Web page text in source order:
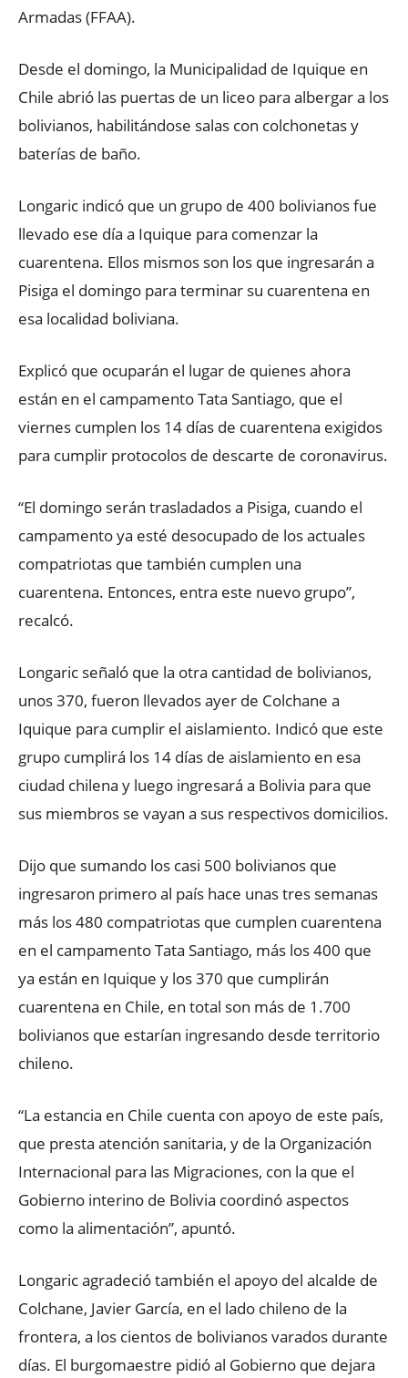
Armadas (FFAA).
Desde el domingo, la Municipalidad de Iquique en
Chile abrió las puertas de un liceo para albergar a los
bolivianos, habilitándose salas con colchonetas y
baterías de baño.
Longaric indicó que un grupo de 400 bolivianos fue
llevado ese día a Iquique para comenzar la
cuarentena. Ellos mismos son los que ingresarán a
Pisiga el domingo para terminar su cuarentena en
esa localidad boliviana.
Explicó que ocuparán el lugar de quienes ahora
están en el campamento Tata Santiago, que el
viernes cumplen los 14 días de cuarentena exigidos
para cumplir protocolos de descarte de coronavirus.
“El domingo serán trasladados a Pisiga, cuando el
campamento ya esté desocupado de los actuales
compatriotas que también cumplen una
cuarentena. Entonces, entra este nuevo grupo”,
recalcó.
Longaric señaló que la otra cantidad de bolivianos,
unos 370, fueron llevados ayer de Colchane a
Iquique para cumplir el aislamiento. Indicó que este
grupo cumplirá los 14 días de aislamiento en esa
ciudad chilena y luego ingresará a Bolivia para que
sus miembros se vayan a sus respectivos domicilios.
Dijo que sumando los casi 500 bolivianos que
ingresaron primero al país hace unas tres semanas
más los 480 compatriotas que cumplen cuarentena
en el campamento Tata Santiago, más los 400 que
ya están en Iquique y los 370 que cumplirán
cuarentena en Chile, en total son más de 1.700
bolivianos que estarían ingresando desde territorio
chileno.
“La estancia en Chile cuenta con apoyo de este país,
que presta atención sanitaria, y de la Organización
Internacional para las Migraciones, con la que el
Gobierno interino de Bolivia coordinó aspectos
como la alimentación”, apuntó.
Longaric agradeció también el apoyo del alcalde de
Colchane, Javier García, en el lado chileno de la
frontera, a los cientos de bolivianos varados durante
días. El burgomaestre pidió al Gobierno que dejara